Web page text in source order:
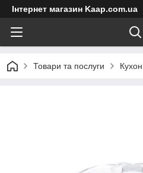
Інтернет магазин Kaap.com.ua
Товари та послуги